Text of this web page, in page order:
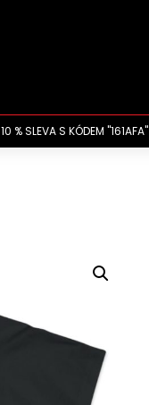
10 % SLEVA S KÓDEM "161AFA"